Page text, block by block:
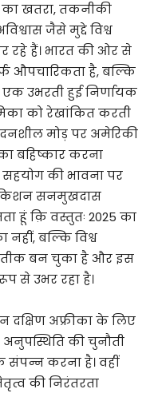
का खतरा, तकनीकी
जैसे मुद्दे विश्व
रहे हैं। भारत की ओर से
औपचारिकता है, बल्कि
एक उभरती हुई निर्णायक
को रेखांकित करती
मोड़ पर अमेरिकी
बहिष्कार करना
की भावना पर
किशन सनमुखदास
हूं क़ि वस्तुतः 2025 का
बल्कि विश्व
बन चुका है और इस
से उभर रहा है।
दक्षिण अफ्रीका के लिए
की चुनौती
करना है। वहीं
की निरंतरता